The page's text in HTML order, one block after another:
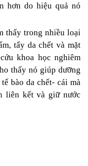
hơn do hiệu quả nó
thấy trong nhiều loại
tẩy da chết và mặt
khoa học nghiêm
thấy nó giúp dưỡng
bào da chết- cái mà
liên kết và giữ nước